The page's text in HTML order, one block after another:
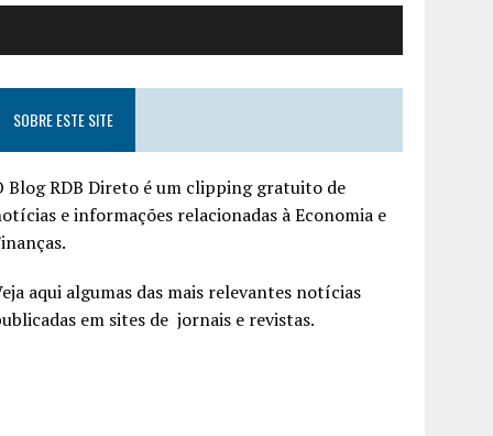
SOBRE ESTE SITE
Blog RDB Direto é um clipping gratuito de
e informações relacionadas à Economia e
aqui algumas das mais relevantes notícias
em sites de jornais e revistas.